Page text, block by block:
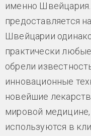
именно
предоставляется
Швейцарии
практически
обрели
инновационные
новейшие
мировой
используются в